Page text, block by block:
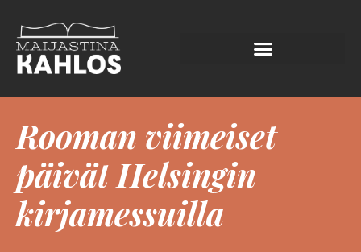
Rooman viimeiset
päivät Helsingin
kirjamessuilla